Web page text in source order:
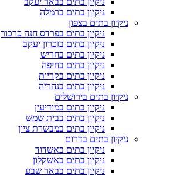
ניקיון בתים ברמלה
ניקיון בתים בצפון
ניקיון בתים בפרדס חנה כרכור
ניקיון בתים בזכרון יעקב
ניקיון בתים בחריש
ניקיון בתים בחיפה
ניקיון בתים בקריות
ניקיון בתים בנהריה
ניקיון בתים בירושלים
ניקיון בתים במודיעין
ניקיון בתים בבית שמש
ניקיון בתים במבשרת ציון
ניקיון בתים בדרום
ניקיון בתים באשדוד
ניקיון בתים באשקלון
ניקיון בתים בבאר שבע